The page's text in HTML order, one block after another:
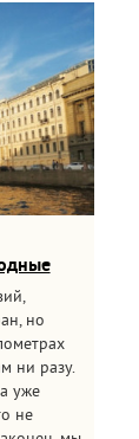
но
ни разу.
уже
не